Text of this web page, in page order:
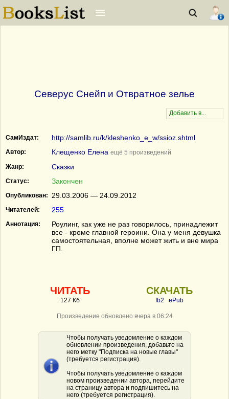
Северус Снейп и Отвратное зелье
СамИздат: http://samlib.ru/k/kleshenko_e_w/ssioz.shtml
Автор: Клещенко Елена ещё 5 произведений
Жанр:
Сказки
Статус: Закончен
Опубликован: 29.03.2006 — 24.09.2012
Читателей: 255
Аннотация:
Роулинг, как уже не раз говорилось, принадлежит
все - кроме главной героини. Она у меня девушка
самостоятельная, вполне может жить и вне мира
ГП.
ЧИТАТЬ
127 Кб
СКАЧАТЬ
fb2 ePub
Произведение обновлено вчера в 06:24
Чтобы получать уведомление о каждом
обновлении произведения, добавьте на
него метку "Подписка на новые главы"
(требуется регистрация).
Чтобы получать уведомление о каждом
новом произведении автора, перейдите
на страницу автора и подпишитесь на
него (требуется регистрация).